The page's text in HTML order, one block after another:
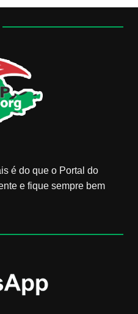
é do que o Portal do
e fique sempre bem